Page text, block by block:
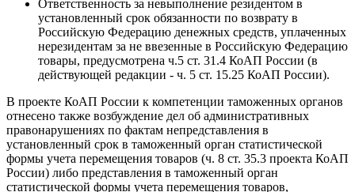
Ответственность за невыполнение резидентом в
установленный срок обязанности по возврату в
Российскую Федерацию денежных средств, уплаченных
нерезидентам за не ввезенные в Российскую Федерацию
товары, предусмотрена ч.5 ст. 31.4 КоАП России (в
действующей редакции - ч. 5 ст. 15.25 КоАП России).
В проекте КоАП России к компетенции таможенных органов
отнесено также возбуждение дел об административных
правонарушениях по фактам непредставления в
установленный срок в таможенный орган статистической
формы учета перемещения товаров (ч. 8 ст. 35.3 проекта КоАП
России) либо представления в таможенный орган
статистической формы учета перемещения товаров,